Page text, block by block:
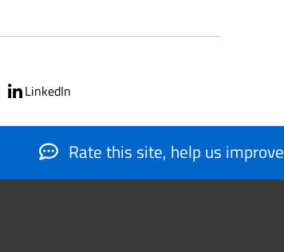
LinkedIn
Rate this site, help us improve